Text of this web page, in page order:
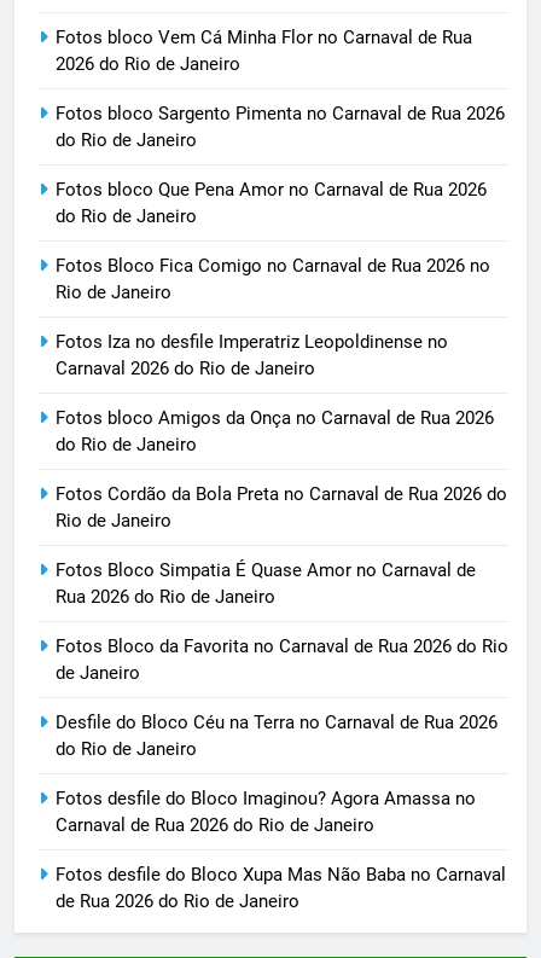
Fotos bloco Vem Cá Minha Flor no Carnaval de Rua
2026 do Rio de Janeiro
Fotos bloco Sargento Pimenta no Carnaval de Rua 2026
do Rio de Janeiro
Fotos bloco Que Pena Amor no Carnaval de Rua 2026
do Rio de Janeiro
Fotos Bloco Fica Comigo no Carnaval de Rua 2026 no
Rio de Janeiro
Fotos Iza no desfile Imperatriz Leopoldinense no
Carnaval 2026 do Rio de Janeiro
Fotos bloco Amigos da Onça no Carnaval de Rua 2026
do Rio de Janeiro
Fotos Cordão da Bola Preta no Carnaval de Rua 2026 do
Rio de Janeiro
Fotos Bloco Simpatia É Quase Amor no Carnaval de
Rua 2026 do Rio de Janeiro
Fotos Bloco da Favorita no Carnaval de Rua 2026 do Rio
de Janeiro
Desfile do Bloco Céu na Terra no Carnaval de Rua 2026
do Rio de Janeiro
Fotos desfile do Bloco Imaginou? Agora Amassa no
Carnaval de Rua 2026 do Rio de Janeiro
Fotos desfile do Bloco Xupa Mas Não Baba no Carnaval
de Rua 2026 do Rio de Janeiro